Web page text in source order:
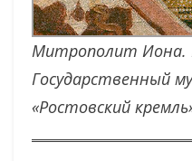
Митрополит Иона.
Государственный
«Ростовский